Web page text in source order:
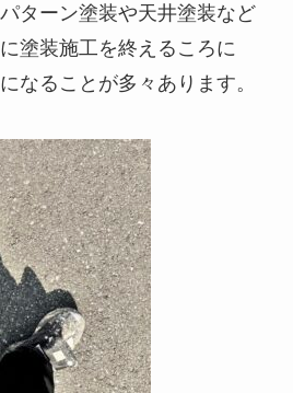
ターン塗装や天井塗装など
塗装施工を終えるころに
なることが多々あります。